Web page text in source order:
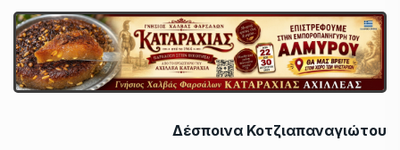
Δέσποινα Κοτζιαπαναγιώτου